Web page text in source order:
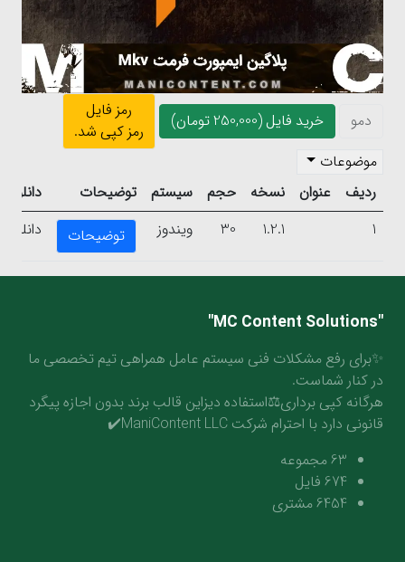
دمو خرید فایل (250,000 تومان)
رمز فایل
رمز کپی شد.
موضوعات
ردیف
عنوان نسخه حجم سیستم توضیحات
دانلود
1
1.2.1
30 ویندوز توضیحات دانلود
"MC Content Solutions"
✨برای رفع مشکلات فنی سیستم عامل همراهی تیم تخصصی ما
در کنار شماست.
هرگانه کپی برداری⚖️استفاده دیزاین قالب برند بدون اجازه پیگرد
قانونی دارد با احترام شرکت ManiContent LLC✔️
63مجموعه
674 فایل
6454مشتری